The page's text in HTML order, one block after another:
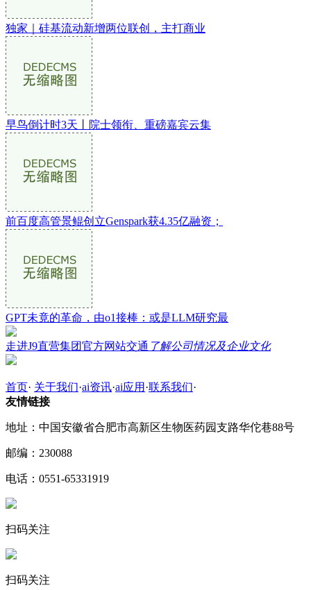
独家｜硅基流动新增两位联创，主打商业
早鸟倒计时3天丨院士领衔、重磅嘉宾云集
前百度高管景鲲创立Genspark获4.35亿融资；
GPT未竟的革命，由o1接棒：或是LLM研究最
走进J9直营集团官方网站交通 了解公司情况及企业文化
首页· 关于我们·ai资讯·ai应用 ·联系我们·
友情链接
地址：中国安徽省合肥市高新区生物医药园支路华佗巷88号
邮编：230088
电话：0551-65331919
扫码关注
扫码关注